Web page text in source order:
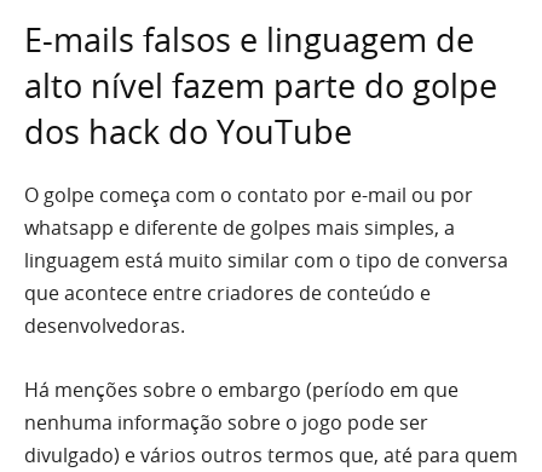
E-mails falsos e linguagem de
alto nível fazem parte do golpe
dos hack do YouTube
O golpe começa com o contato por e-mail ou por
whatsapp e diferente de golpes mais simples, a
linguagem está muito similar com o tipo de conversa
que acontece entre criadores de conteúdo e
desenvolvedoras.
Há menções sobre o embargo (período em que
nenhuma informação sobre o jogo pode ser
divulgado) e vários outros termos que, até para quem